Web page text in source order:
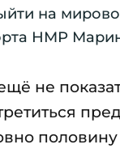
на
НМР
не